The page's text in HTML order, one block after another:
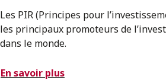
Les PIR (Principes pour
les principaux promoteurs de
dans le monde.
En savoir plus